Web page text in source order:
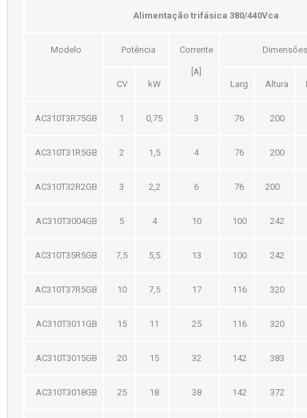
Alimentação trifásica 380/440Vca
Modelo Potência Corrente
[A]
Dimensões
CV kW Larg Altura
AC310T3R75GB 1 0,75 3 76 200
AC310T31R5GB 2 1,5 4 76 200
AC310T32R2GB 3 2,2 6 76 200
AC310T3004GB 5 4 10 100 242
AC310T35R5GB 7,5 5,5 13 100 242
AC310T37R5GB 10 7,5 17 116 320
AC310T3011GB 15 11 25 116 320
AC310T3015GB 20 15 32 142 383
AC310T3018GB 25 18 38 142 372